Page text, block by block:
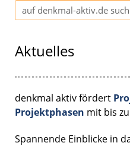
Aktuelles
denkmal aktiv fördert
Projektphasen mit bis
Spannende Einblicke in